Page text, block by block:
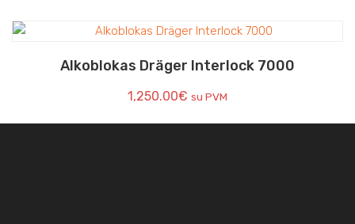
Alkoblokas Dräger Interlock 7000
1,250.00€ su PVM